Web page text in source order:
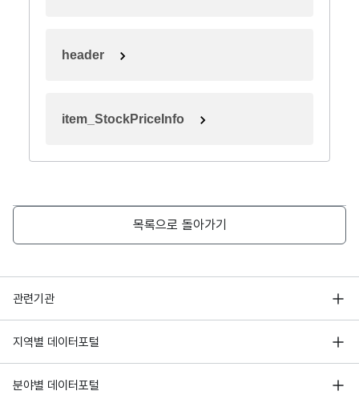
header
item_StockPriceInfo
목록으로 돌아가기
관련기관
행정안전부
한국지능정보사회진흥원
국가정보자원관리원
지역별 데이터포털
서울 열린데이터광장
경기데이터드림
분야별 데이터포털
기상자료개방포털